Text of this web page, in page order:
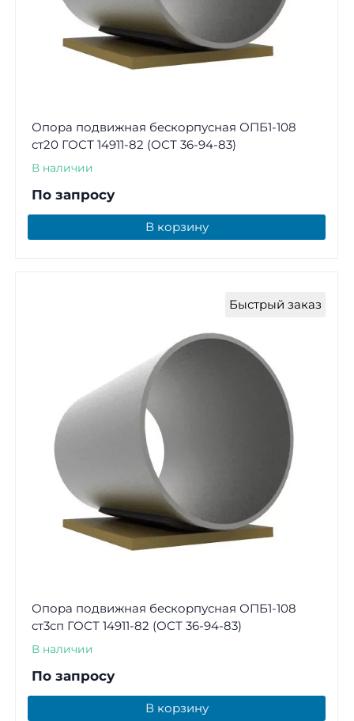
Опора подвижная бескорпусная ОПБ1-108
ст20 ГОСТ 14911-82 (ОСТ 36-94-83)
В наличии
По запросу
В корзину
Быстрый заказ
Опора подвижная бескорпусная ОПБ1-108
ст3сп ГОСТ 14911-82 (ОСТ 36-94-83)
В наличии
По запросу
В корзину